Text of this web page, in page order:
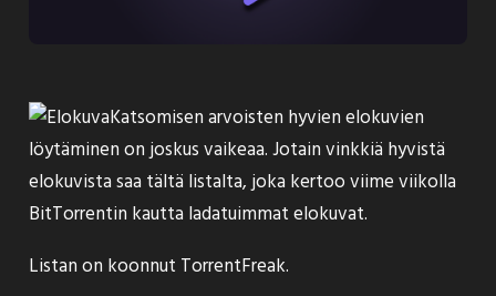
Katsomisen arvoisten hyvien elokuvien
löytäminen on joskus vaikeaa. Jotain vinkkiä hyvistä
elokuvista saa tältä listalta, joka kertoo viime viikolla
BitTorrentin kautta ladatuimmat elokuvat.
Listan on koonnut TorrentFreak.